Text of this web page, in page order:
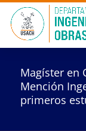
Magíster en
Mención
primeros